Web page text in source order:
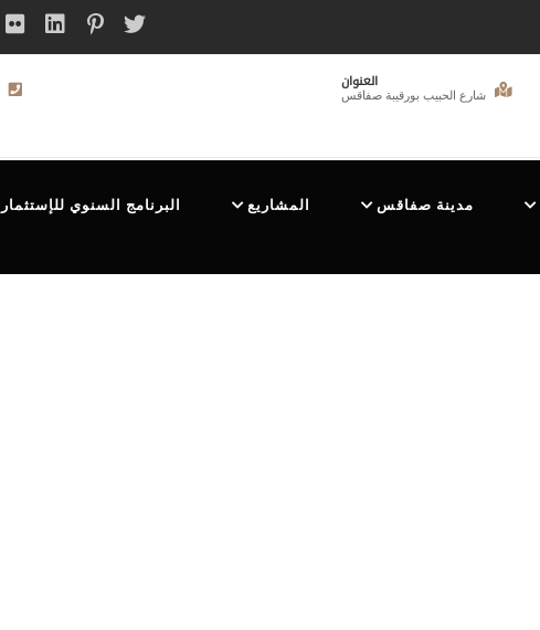
العنوان
شارع الحبيب بورقيبة صفاقس
مدينة صفاقس المشاريع البرنامج السنوي للإستثمار